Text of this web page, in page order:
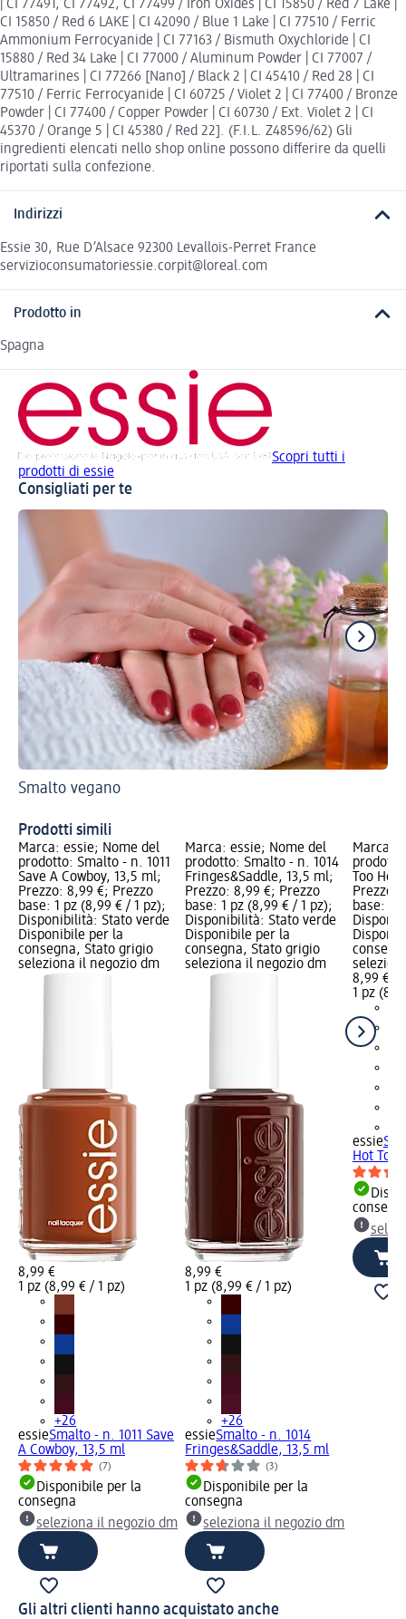
| CI 77491, CI 77492, CI 77499 / Iron Oxides | CI 15850 / Red 7 Lake |
CI 15850 / Red 6 LAKE | CI 42090 / Blue 1 Lake | CI 77510 / Ferric
Ammonium Ferrocyanide | CI 77163 / Bismuth Oxychloride | CI
15880 / Red 34 Lake | CI 77000 / Aluminum Powder | CI 77007 /
Ultramarines | CI 77266 [Nano] / Black 2 | CI 45410 / Red 28 | CI
77510 / Ferric Ferrocyanide | CI 60725 / Violet 2 | CI 77400 / Bronze
Powder | CI 77400 / Copper Powder | CI 60730 / Ext. Violet 2 | CI
45370 / Orange 5 | CI 45380 / Red 22]. (F.I.L. Z48596/62) Gli
ingredienti elencati nello shop online possono differire da quelli
riportati sulla confezione.
Indirizzi
Essie 30, Rue D’Alsace 92300 Levallois-Perret France
servizioconsumatoriessie.corpit@loreal.com
Prodotto in
Spagna
Scopri tutti i
prodotti di essie
Consigliati per te
Smalto vegano
Prodotti simili
Marca: essie; Nome del
prodotto: Smalto - n. 1011
Save A Cowboy, 13,5 ml;
Prezzo: 8,99 €; Prezzo
base: 1 pz (8,99 € / 1 pz);
Disponibilità: Stato verde
Disponibile per la
consegna, Stato grigio
seleziona il negozio dm
8,99 €
1 pz (8,99 € / 1 pz)
+26
essieSmalto - n. 1011 Save
A Cowboy, 13,5 ml
(7)
Disponibile per la
consegna
seleziona il negozio dm
Marca: essie; Nome del
prodotto: Smalto - n. 1014
Fringes&Saddle, 13,5 ml;
Prezzo: 8,99 €; Prezzo
base: 1 pz (8,99 € / 1 pz);
Disponibilità: Stato verde
Disponibile per la
consegna, Stato grigio
seleziona il negozio dm
8,99 €
1 pz (8,99 € / 1 pz)
+26
essieSmalto - n. 1014
Fringes&Saddle, 13,5 ml
(3)
Disponibile per la
consegna
seleziona il negozio dm
Marca:
Too Hot
Prezzo:
base: 1
8,99 €
1 pz
essie
Hot To
Gli altri clienti hanno acquistato anche